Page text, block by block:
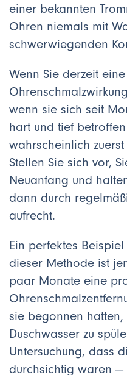
einer bekannten
Ohren niemals mit
schwerwiegenden
Wenn Sie derzeit
wenn sie sich seit
hart und tief
wahrscheinlich
Stellen Sie sich vor,
Neuanfang und
dann durch
aufrecht.
Ein perfektes
dieser Methode ist
paar Monate eine
sie begonnen
Duschwasser zu
Untersuchung, dass
durchsichtig waren —